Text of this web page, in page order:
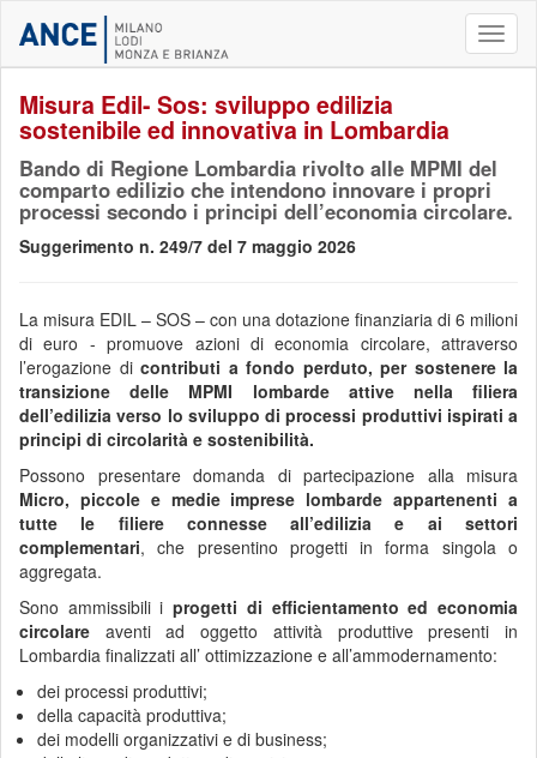
Misura Edil- Sos: sviluppo edilizia
sostenibile ed innovativa in Lombardia
Bando di Regione Lombardia rivolto alle MPMI del
comparto edilizio che intendono innovare i propri
processi secondo i principi dell’economia circolare.
Suggerimento n. 249/7 del 7 maggio 2026
La misura EDIL – SOS – con una dotazione finanziaria di 6 milioni
di euro - promuove azioni di economia circolare, attraverso
l’erogazione di contributi a fondo perduto, per sostenere la
transizione delle MPMI lombarde attive nella filiera
dell’edilizia verso lo sviluppo di processi produttivi ispirati a
principi di circolarità e sostenibilità.
Possono presentare domanda di partecipazione alla misura
Micro, piccole e medie imprese lombarde appartenenti a
tutte le filiere connesse all’edilizia e ai settori
complementari, che presentino progetti in forma singola o
aggregata.
Sono ammissibili iprogetti di efficientamento ed economia
circolare aventi ad oggetto attività produttive presenti in
Lombardia finalizzati all’ ottimizzazione e all’ammodernamento:
dei processi produttivi;
della capacità produttiva;
dei modelli organizzativi e di business;